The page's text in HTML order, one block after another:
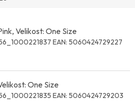
Velikost: One Size
EAN: 5060424729227
One Size
EAN: 5060424729203